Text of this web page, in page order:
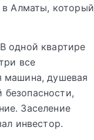
в Алматы, который
одной квартире
все
машина, душевая
Заселение
инвестор.